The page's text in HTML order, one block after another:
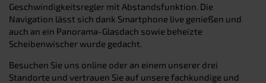
Geschwindigkeitsregler mit Abstandsfunktion. Die
Navigation lässt sich dank Smartphone live genießen und
auch an ein Panorama-Glasdach sowie beheizte
Scheibenwischer wurde gedacht.
Besuchen Sie uns online oder an einem unserer drei
Standorte und vertrauen Sie auf unsere fachkundige und